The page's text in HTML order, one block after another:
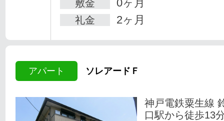
敷金 0ヶ月
礼金 2ヶ月
アパート ソレアードＦ
神戸電鉄粟生線
口駅から徒歩13